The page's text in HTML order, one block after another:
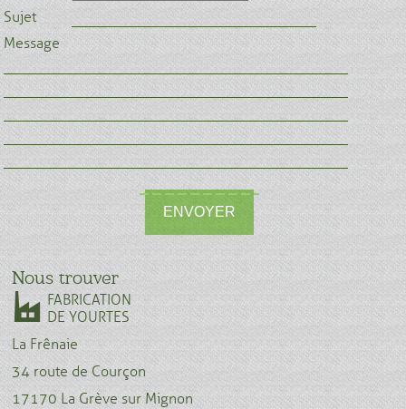
Sujet
Message
ENVOYER
Nous trouver
FABRICATION
DE YOURTES
La Frênaie
34 route de Courçon
17170 La Grève sur Mignon